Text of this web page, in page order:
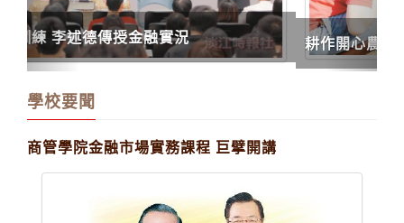
耕作開心農場 體驗農家趣
學校要聞
商管學院金融市場實務課程 巨擘開講